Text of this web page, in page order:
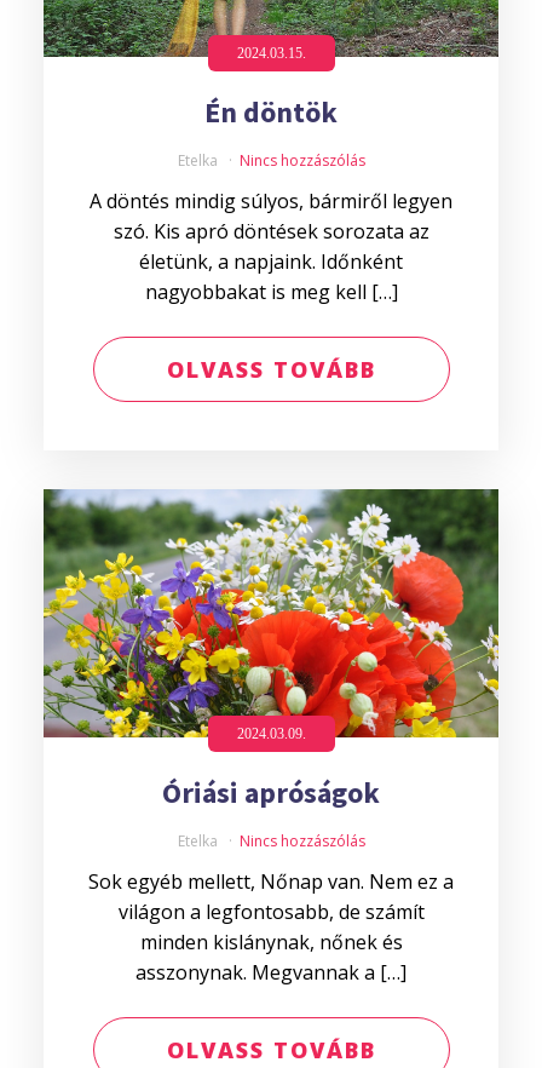
2024.03.15.
Én döntök
Etelka Nincs hozzászólás
A döntés mindig súlyos, bármiről legyen
szó. Kis apró döntések sorozata az
életünk, a napjaink. Időnként
nagyobbakat is meg kell […]
OLVASS TOVÁBB
2024.03.09.
Óriási apróságok
Etelka Nincs hozzászólás
Sok egyéb mellett, Nőnap van. Nem ez a
világon a legfontosabb, de számít
minden kislánynak, nőnek és
asszonynak. Megvannak a […]
OLVASS TOVÁBB